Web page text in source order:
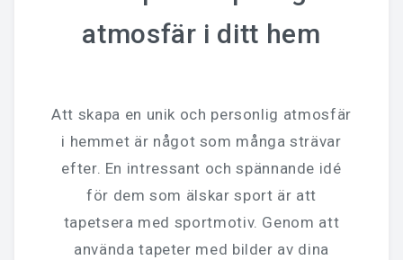
atmosfär i ditt hem
Att skapa en unik och personlig atmosfär
i hemmet är något som många strävar
efter. En intressant och spännande idé
för dem som älskar sport är att
tapetsera med sportmotiv. Genom att
använda tapeter med bilder av dina